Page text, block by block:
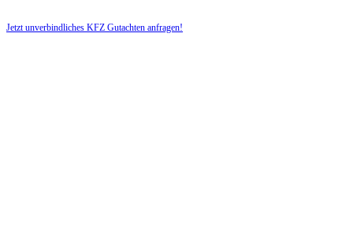
Jetzt unverbindliches KFZ Gutachten anfragen!